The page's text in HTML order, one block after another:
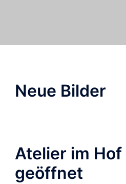
Neue Bilder
Atelier im
geöffnet